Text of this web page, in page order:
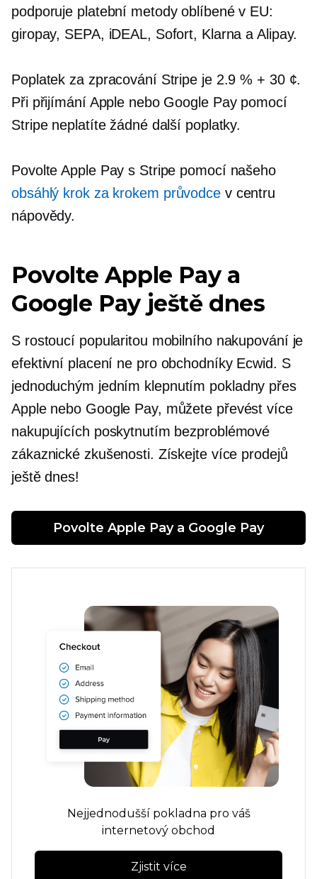
podporuje platební metody oblíbené v EU:
giropay, SEPA, iDEAL, Sofort, Klarna a Alipay.
Poplatek za zpracování Stripe je 2.9 % + 30 ¢.
Při přijímání Apple nebo Google Pay pomocí
Stripe neplatíte žádné další poplatky.
Povolte Apple Pay s Stripe pomocí našeho
obsáhlý krok za krokem průvodcev centru
nápovědy.
Povolte Apple Pay a
Google Pay ještě dnes
S rostoucí popularitou mobilního nakupování je
efektivní placení ne pro obchodníky Ecwid. S
jednoduchým jedním klepnutím pokladny přes
Apple nebo Google Pay, můžete převést více
nakupujících poskytnutím bezproblémové
zákaznické zkušenosti. Získejte více prodejů
ještě dnes!
Povolte Apple Pay a Google Pay
Nejjednodušší pokladna pro váš
internetový obchod
Zjistit více